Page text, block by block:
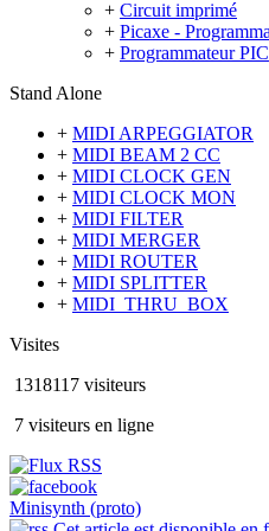
+ Circuit imprimé
+ Picaxe -
+ Programmateur PIC
Stand Alone
+ MIDI ARPEGGIATOR
+ MIDI BEAM 2 CC
+ MIDI CLOCK GEN
+ MIDI CLOCK MON
+ MIDI FILTER
+ MIDI MERGER
+ MIDI ROUTER
+ MIDI SPLITTER
+ MIDI_THRU_BOX
Visites
1318117 visiteurs
7 visiteurs en ligne
Minisynth (proto)